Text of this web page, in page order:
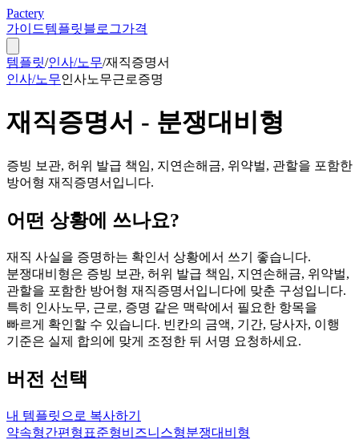
Pactery
가이드템플릿블로그가격
템플릿/인사/노무/재직증명서
인사/노무인사노무근로증명
재직증명서 - 분쟁대비형
증빙 보관, 허위 발급 책임, 지연손해금, 위약벌, 관할을 포함한
방어형 재직증명서입니다.
어떤 상황에 쓰나요?
재직 사실을 증명하는 확인서 상황에서 쓰기 좋습니다.
분쟁대비형은 증빙 보관, 허위 발급 책임, 지연손해금, 위약벌,
관할을 포함한 방어형 재직증명서입니다에 맞춘 구성입니다.
특히 인사노무, 근로, 증명 같은 맥락에서 필요한 항목을
빠르게 확인할 수 있습니다. 빈칸의 금액, 기간, 당사자, 이행
기준은 실제 합의에 맞게 조정한 뒤 서명 요청하세요.
버전 선택
내 템플릿으로 복사하기
약속형간편형 표준형비즈니스형분쟁대비형